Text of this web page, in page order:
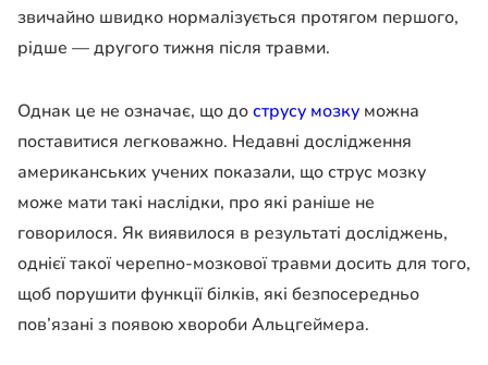
звичайно швидко нормалізується протягом першого,
рідше — другого тижня після травми.
Однак це не означає, що дострусу мозку можна
поставитися легковажно. Недавні дослідження
американських учених показали, що струс мозку
може мати такі наслідки, про які раніше не
говорилося. Як виявилося в результаті досліджень,
однієї такої черепно-мозкової травми досить для того,
щоб порушити функції білків, які безпосередньо
пов’язані з появою хвороби Альцгеймера.